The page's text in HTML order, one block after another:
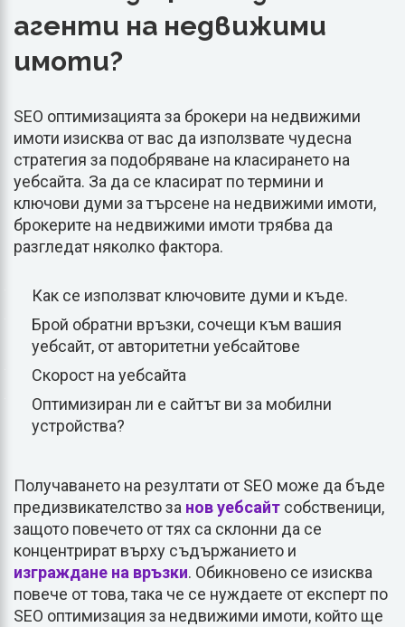
агенти на недвижими
имоти?
SEO оптимизацията за брокери на недвижими
имоти изисква от вас да използвате чудесна
стратегия за подобряване на класирането на
уебсайта. За да се класират по термини и
ключови думи за търсене на недвижими имоти,
брокерите на недвижими имоти трябва да
разгледат няколко фактора.
Как се използват ключовите думи и къде.
Брой обратни връзки, сочещи към вашия
уебсайт, от авторитетни уебсайтове
Скорост на уебсайта
Оптимизиран ли е сайтът ви за мобилни
устройства?
Получаването на резултати от SEO може да бъде
предизвикателство за нов уебсайт собственици,
защото повечето от тях са склонни да се
концентрират върху съдържанието и
изграждане на връзки. Обикновено се изисква
повече от това, така че се нуждаете от експерт по
SEO оптимизация за недвижими имоти, който ще